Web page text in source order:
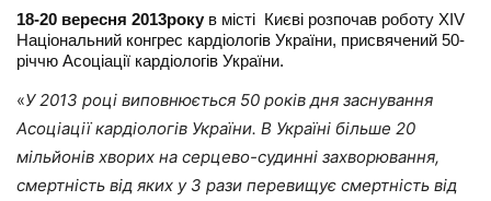
18-20 вересня 2013року в місті Києві розпочав роботу XIV
Національний конгрес кардіологів України, присвячений 50-
річчю Асоціації кардіологів України.
«У 2013 році виповнюється 50 років дня заснування
Асоціації кардіологів України. В Україні більше 20
мільйонів хворих на серцево-судинні захворювання,
смертність від яких у 3 рази перевищує смертність від